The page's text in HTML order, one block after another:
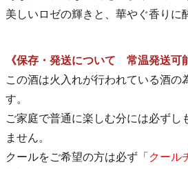
美しいロゼの輝きと、華やぐ香りに
《保存・発送について 常温発送可
この酒は火入れが行われている酒の
す。
ご家庭で普通に楽しむ分には必ずし
ません。
クールをご希望の方は必ず「 クール